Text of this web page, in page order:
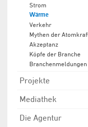
Strom
Wärme
Verkehr
Mythen der
Akzeptanz
Köpfe der Branche
Branchenmeldungen
Projekte
Mediathek
Die Agentur